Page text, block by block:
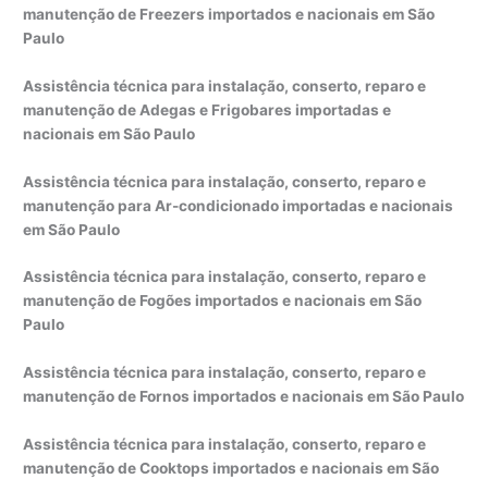
manutenção de Freezers importados e nacionais em São
Paulo
Assistência técnica para instalação, conserto, reparo e
manutenção de Adegas e Frigobares importadas e
nacionais em São Paulo
Assistência técnica para instalação, conserto, reparo e
manutenção para Ar-condicionado importadas e nacionais
em São Paulo
Assistência técnica para instalação, conserto, reparo e
manutenção de Fogões importados e nacionais em São
Paulo
Assistência técnica para instalação, conserto, reparo e
manutenção de Fornos importados e nacionais em São Paulo
Assistência técnica para instalação, conserto, reparo e
manutenção de Cooktops importados e nacionais em São